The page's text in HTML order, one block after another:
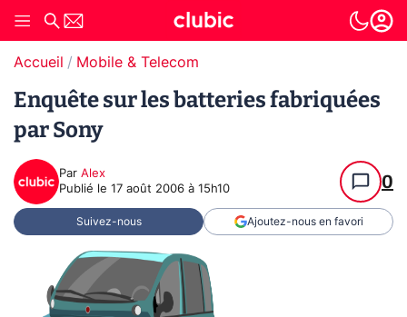
Accueil Mobile & Telecom
Enquête sur les batteries fabriquées
par Sony
Par Alex
Publié le 17 août 2006 à 15h10 0
Suivez-nous Ajoutez-nous en favori